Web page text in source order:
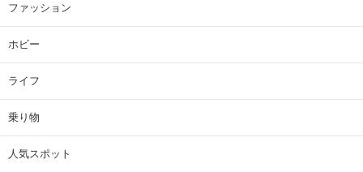
ファッション
ホビー
ライフ
乗り物
人気スポット